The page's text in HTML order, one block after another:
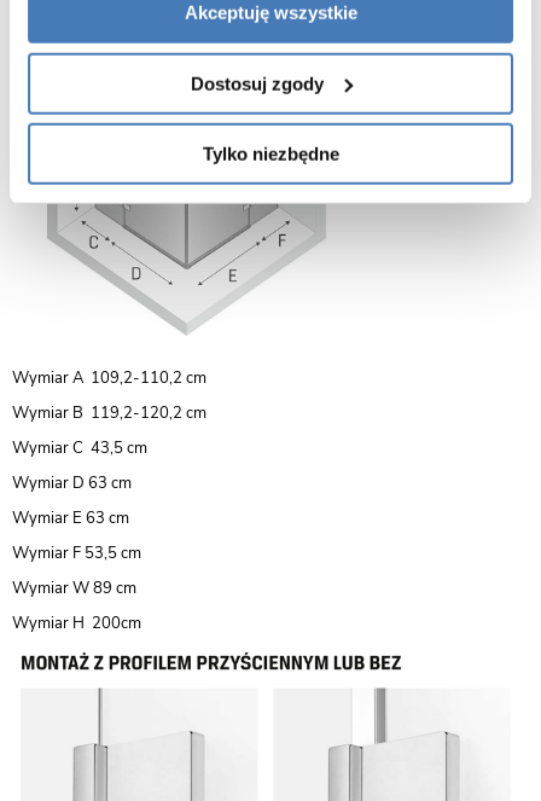
Akceptuję wszystkie
Dostosuj zgody
Tylko niezbędne
Wymiar A 109,2-110,2 cm
Wymiar B 119,2-120,2 cm
Wymiar C 43,5 cm
Wymiar D 63 cm
Wymiar E 63 cm
Wymiar F 53,5 cm
Wymiar W 89 cm
Wymiar H 200cm